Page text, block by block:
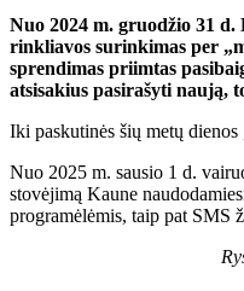
Nuo 2024 m. gruodžio 31
rinkliavos surinkimas per
sprendimas priimtas
atsisakius pasirašyti naują,
Iki paskutinės šių metų
Nuo 2025 m. sausio 1 d.
stovėjimą Kaune
programėlėmis, taip pat SMS